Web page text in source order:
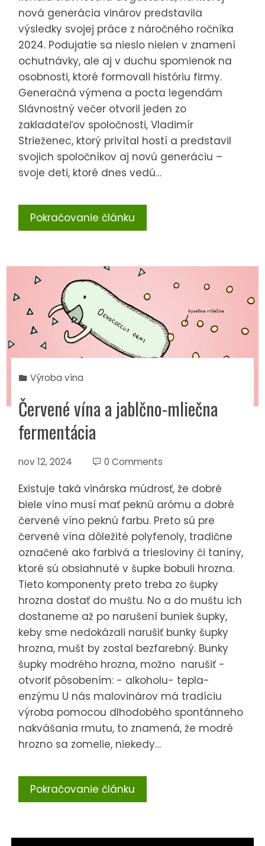
nová generácia vinárov predstavila
výsledky svojej práce z náročného ročníka
2024. Podujatie sa nieslo nielen v znamení
ochutnávky, ale aj v duchu spomienok na
osobnosti, ktoré formovali históriu firmy.
Generačná výmena a pocta legendám
Slávnostný večer otvoril jeden zo
zakladateľov spoločnosti, Vladimír
Strieženec, ktorý privítal hostí a predstavil
svojich spoločníkov aj novú generáciu –
svoje deti, ktoré dnes vedú…
Pokračovanie článku
Výroba vína
Červené vína a jablčno-mliečna
fermentácia
nov 12, 2024 0 Comments
Existuje taká vinárska múdrosť, že dobré
biele víno musí mať peknú arómu a dobré
červené víno peknú farbu. Preto sú pre
červené vína dôležité polyfenoly, tradične
označené ako farbivá a triesloviny či taníny,
ktoré sú obsiahnuté v šupke bobuli hrozna.
Tieto komponenty preto treba zo šupky
hrozna dostať do muštu. No a do muštu ich
dostaneme až po narušení buniek šupky,
keby sme nedokázali narušiť bunky šupky
hrozna, mušt by zostal bezfarebný. Bunky
šupky modrého hrozna, možno narušiť -
otvoriť pôsobením: - alkoholu- tepla-
enzýmu U nás malovinárov má tradíciu
výroba pomocou dlhodobého spontánneho
nakvášania rmutu, to znamená, že modré
hrozno sa zomelie, niekedy…
Pokračovanie článku